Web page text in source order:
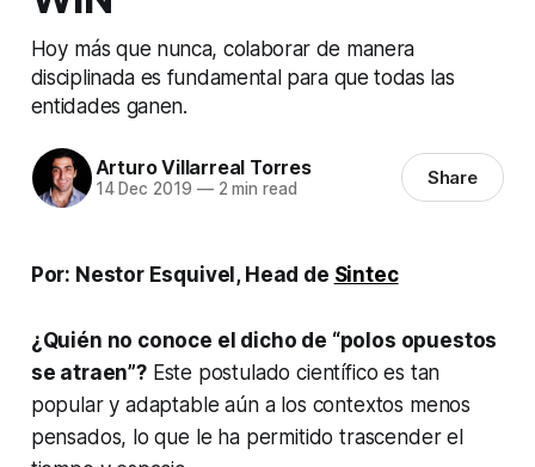
Hoy más que nunca, colaborar de manera
disciplinada es fundamental para que todas las
entidades ganen.
Arturo Villarreal Torres
14 Dec 2019 —2 min read Share
Por: Nestor Esquivel, Head de Sintec
¿Quién no conoce el dicho de “polos opuestos
se atraen”?Este postulado científico es tan
popular y adaptable aún a los contextos menos
pensados, lo que le ha permitido trascender el